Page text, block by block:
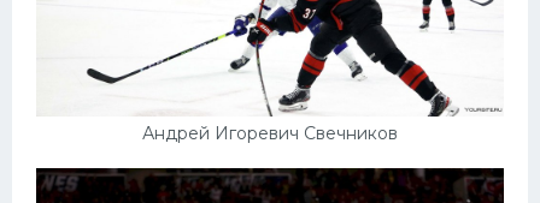
Андрей Игоревич Свечников